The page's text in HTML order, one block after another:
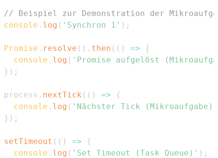
// Beispiel zur Demonstration der
console . log ( 'Synchron 1' ) ;
Promise . resolve ( ) . then ( ( ) =>
{
console . log ( 'Promise aufgelöst
} ) ;
process . nextTick ( ( ) =>
{
console . log ( 'Nächster Tick (Mikroaufgabe)'
} ) ;
setTimeout ( ( ) =>
{
console . log ( 'Set Timeout (Task Queue)' ) ;